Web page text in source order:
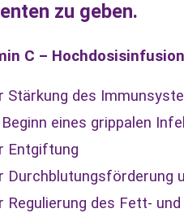
zu geben.
C – Hochdosisinfusion
Stärkung des
eines grippalen
Entgiftung
Durchblutungsförderung
Regulierung des Fett-